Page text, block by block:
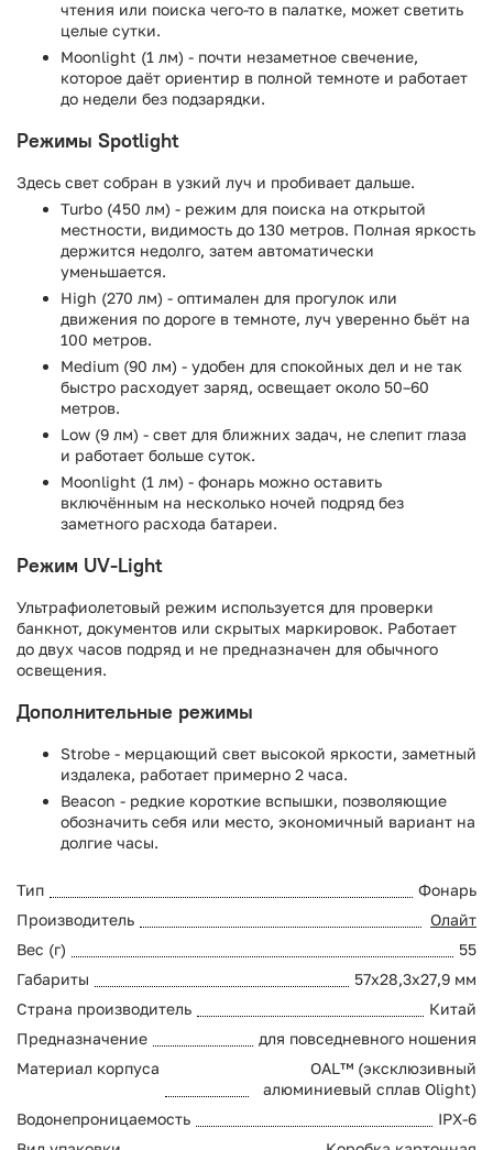
чтения или поиска чего-то в палатке, может светить
целые сутки.
Moonlight (1 лм) - почти незаметное свечение,
которое даёт ориентир в полной темноте и работает
до недели без подзарядки.
Режимы Spotlight
Здесь свет собран в узкий луч и пробивает дальше.
Turbo (450 лм) - режим для поиска на открытой
местности, видимость до 130 метров. Полная яркость
держится недолго, затем автоматически
уменьшается.
High (270 лм) - оптимален для прогулок или
движения по дороге в темноте, луч уверенно бьёт на
100 метров.
Medium (90 лм) - удобен для спокойных дел и не так
быстро расходует заряд, освещает около 50–60
метров.
Low (9 лм) - свет для ближних задач, не слепит глаза
и работает больше суток.
Moonlight (1 лм) - фонарь можно оставить
включённым на несколько ночей подряд без
заметного расхода батареи.
Режим UV-Light
Ультрафиолетовый режим используется для проверки
банкнот, документов или скрытых маркировок. Работает
до двух часов подряд и не предназначен для обычного
освещения.
Дополнительные режимы
Strobe - мерцающий свет высокой яркости, заметный
издалека, работает примерно 2 часа.
Beacon - редкие короткие вспышки, позволяющие
обозначить себя или место, экономичный вариант на
долгие часы.
Тип
Фонарь
Производитель
Олайт
Вес (г)
55
Габариты
57х28,3х27,9 мм
Страна производитель
Китай
Предназначение
для повседневного ношения
Материал корпуса
OAL™ (эксклюзивный
алюминиевый сплав Olight)
Водонепроницаемость
IPX-6